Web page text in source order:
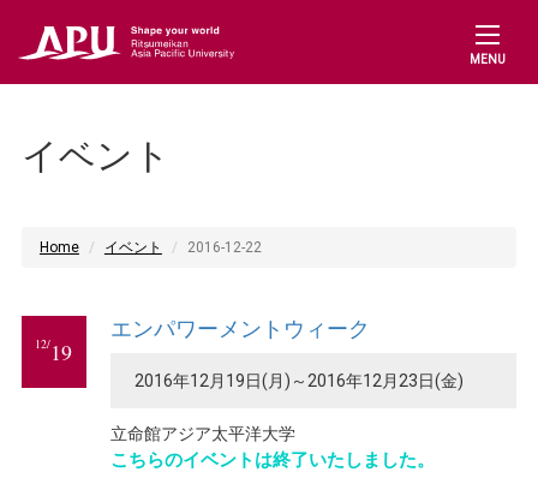
MENU
イベント
Home イベント 2016-12-22
12/19
エンパワーメントウィーク
2016年12月19日(月)～2016年12月23日(金)
立命館アジア太平洋大学
こちらのイベントは終了いたしました。